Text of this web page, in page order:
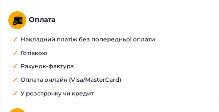
Оплата
Накладний платіж без попередньої оплати
Готівкою
Рахунок-фактура
Оплата онлайн (Visa/MasterCard)
У розстрочку чи кредит